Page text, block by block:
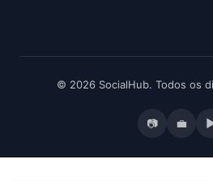
© 2026 SocialHub. Todos os
📷 💼